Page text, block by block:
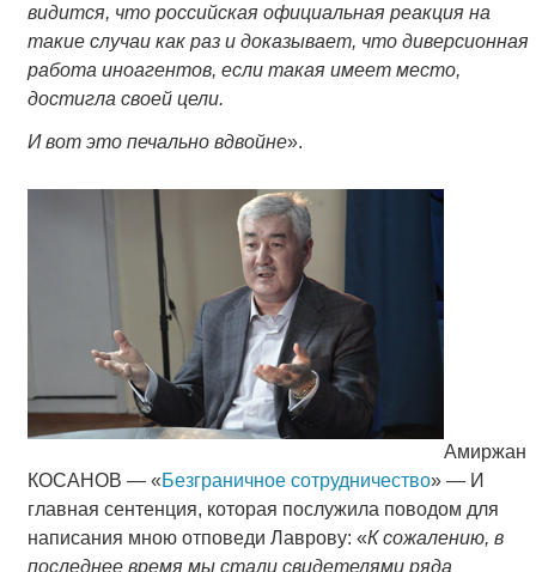
видится, что российская официальная реакция на
такие случаи как раз и доказывает, что диверсионная
работа иноагентов, если такая имеет место,
достигла своей цели.
И вот это печально вдвойне».
Амиржан
КОСАНОВ — «Безграничное сотрудничество» — И
главная сентенция, которая послужила поводом для
написания мною отповеди Лаврову: «К сожалению, в
последнее время мы стали свидетелями ряда